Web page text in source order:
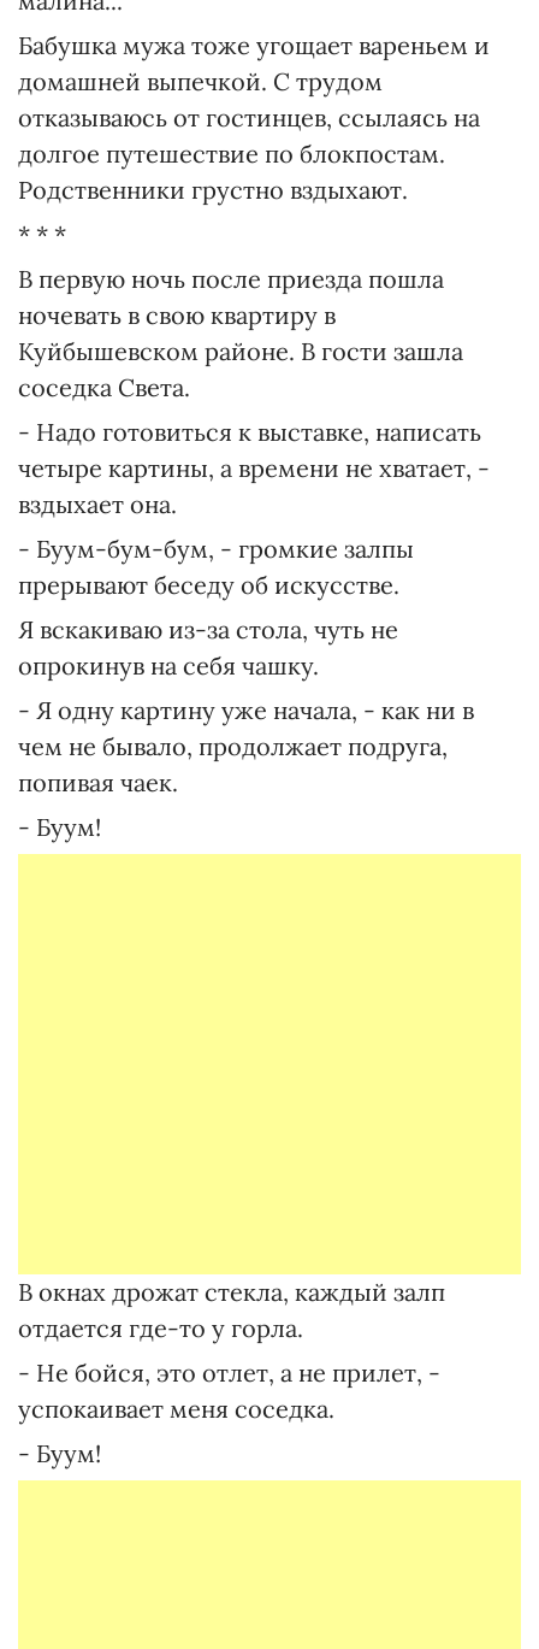
Бабушка мужа тоже угощает вареньем и
домашней выпечкой. С трудом
отказываюсь от гостинцев, ссылаясь на
долгое путешествие по блокпостам.
Родственники грустно вздыхают.
* * *
В первую ночь после приезда пошла
ночевать в свою квартиру в
Куйбышевском районе. В гости зашла
соседка Света.
- Надо готовиться к выставке, написать
четыре картины, а времени не хватает, -
вздыхает она.
- Буум-бум-бум, - громкие залпы
прерывают беседу об искусстве.
Я вскакиваю из-за стола, чуть не
опрокинув на себя чашку.
- Я одну картину уже начала, - как ни в
чем не бывало, продолжает подруга,
попивая чаек.
- Буум!
В окнах дрожат стекла, каждый залп
отдается где-то у горла.
- Не бойся, это отлет, а не прилет, -
успокаивает меня соседка.
- Буум!